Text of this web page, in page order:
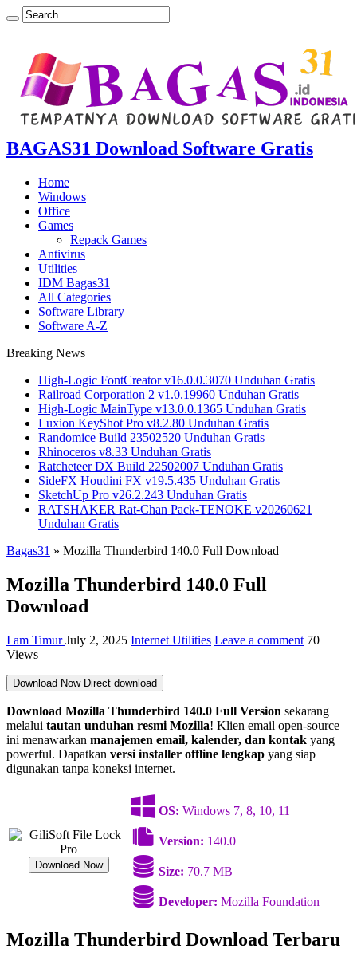
BAGAS31 Download Software Gratis
Home
Windows
Office
Games
Repack Games
Antivirus
Utilities
IDM Bagas31
All Categories
Software Library
Software A-Z
Breaking News
High-Logic FontCreator v16.0.0.3070 Unduhan Gratis
Railroad Corporation 2 v1.0.19960 Unduhan Gratis
High-Logic MainType v13.0.0.1365 Unduhan Gratis
Luxion KeyShot Pro v8.2.80 Unduhan Gratis
Randomice Build 23502520 Unduhan Gratis
Rhinoceros v8.33 Unduhan Gratis
Ratcheteer DX Build 22502007 Unduhan Gratis
SideFX Houdini FX v19.5.435 Unduhan Gratis
SketchUp Pro v26.2.243 Unduhan Gratis
RATSHAKER Rat-Chan Pack-TENOKE v20260621
Unduhan Gratis
Bagas31 » Mozilla Thunderbird 140.0 Full Download
Mozilla Thunderbird 140.0 Full
Download
I am TimurJuly 2, 2025 Internet Utilities Leave a comment 70
Views
Download Now Direct download
Download Mozilla Thunderbird 140.0 Full Version sekarang
melalui tautan unduhan resmi Mozilla! Klien email open-source
ini menawarkan manajemen email, kalender, dan kontak yang
powerful. Dapatkan versi installer offline lengkap yang siap
digunakan tanpa koneksi internet.
Download Now
OS: Windows 7, 8, 10, 11
Version: 140.0
Size: 70.7 MB
Developer: Mozilla Foundation
Mozilla Thunderbird Download Terbaru